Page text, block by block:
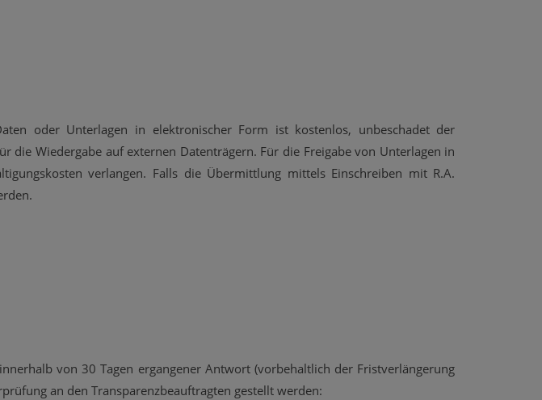
oder Unterlagen in elektronischer Form ist kostenlos, unbeschadet der
die Wiedergabe auf externen Datenträgern. Für die Freigabe von Unterlagen in
verlangen. Falls die Übermittlung mittels Einschreiben mit R.A.
von 30 Tagen ergangener Antwort (vorbehaltlich der Fristverlängerung
an den Transparenzbeauftragten gestellt werden: